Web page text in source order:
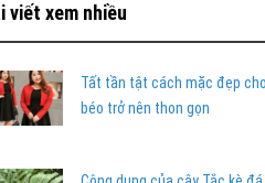
viết xem nhiều
Tất tần tật cách mặc đẹp
béo trở nên thon gọn